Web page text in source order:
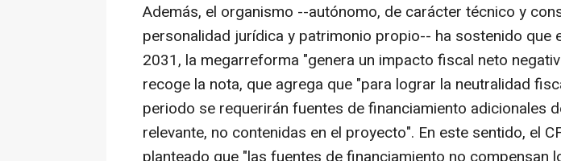
Además, el organismo --autónomo, de carácter técnico y
personalidad jurídica y patrimonio propio-- ha sostenido que
2031, la megarreforma "genera un impacto fiscal neto
recoge la nota, que agrega que "para lograr la neutralidad
periodo se requerirán fuentes de financiamiento adicionales
relevante, no contenidas en el proyecto". En este sentido, el